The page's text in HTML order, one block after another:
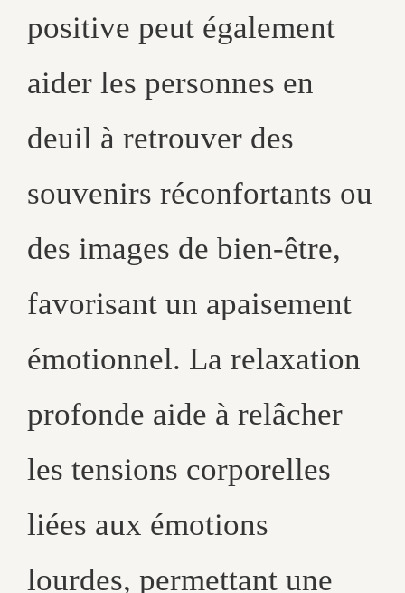
positive peut également
aider les personnes en
deuil à retrouver des
souvenirs réconfortants ou
des images de bien-être,
favorisant un apaisement
émotionnel. La relaxation
profonde aide à relâcher
les tensions corporelles
liées aux émotions
lourdes, permettant une